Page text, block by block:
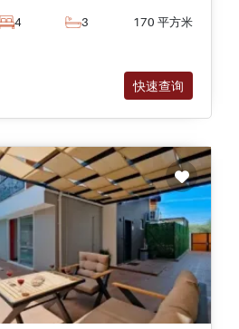
4 3 170 平方米
快速查询